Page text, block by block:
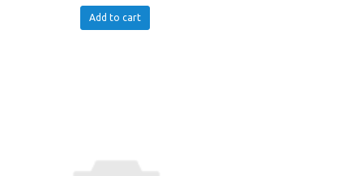
Add to cart